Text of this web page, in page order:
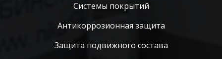
Системы покрытий
Антикоррозионная защита
Защита подвижного состава